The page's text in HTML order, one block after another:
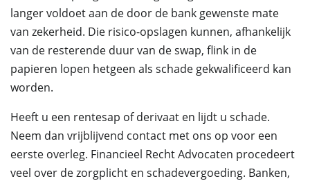
langer voldoet aan de door de bank gewenste mate
van zekerheid. Die risico-opslagen kunnen, afhankelijk
van de resterende duur van de swap, flink in de
papieren lopen hetgeen als schade gekwalificeerd kan
worden.
Heeft u een rentesap of derivaat en lijdt u schade.
Neem dan vrijblijvend contact met ons op voor een
eerste overleg. Financieel Recht Advocaten procedeert
veel over de zorgplicht en schadevergoeding. Banken,